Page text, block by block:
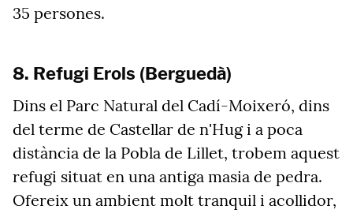
35 persones.
8. Refugi Erols (Berguedà)
Dins el Parc Natural del Cadí-Moixeró, dins
del terme de Castellar de n'Hug i a poca
distància de la Pobla de Lillet, trobem aquest
refugi situat en una antiga masia de pedra.
Ofereix un ambient molt tranquil i acollidor,